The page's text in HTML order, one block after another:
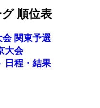
順位表
関東予選
大会
日程・結果